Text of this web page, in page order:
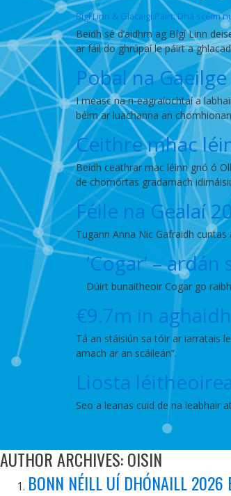
Bígí Linn & Glacaigí Páirt: Dhá scéim
Beidh sé d’aidhm ag Bígí Linn
ar fáil do ghrúpaí le páirt a
Pobal na
I measc na n-eagraíochtaí a
béim ar luachanna an
Ceithre mhac
Beidh ceathrar mac léinn gnó ó
de chomórtas gradamach
Féile na Gealaí
Tugann Anna Nic Gafraidh
‘Cogar’ –
Dúirt bunaitheoir Cogar go
€9.7m in
Tá an stáisiún sa tóir ar iarratais
amach ar an scáileán”.
Liosta
Seo a leanas cuid de na leabhair
AUTHOR ARCHIVES: OISIN
BONN NÉILL UÍ DHÓNAILL 2026